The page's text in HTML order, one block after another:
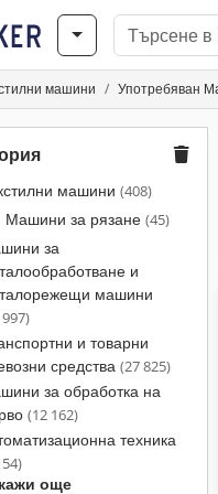
машини Употребяван
машини (408)
Машини за рязане (45)
за
и
машини
и товарни
средства (27 825)
за обработка на
(12 162)
техника
още